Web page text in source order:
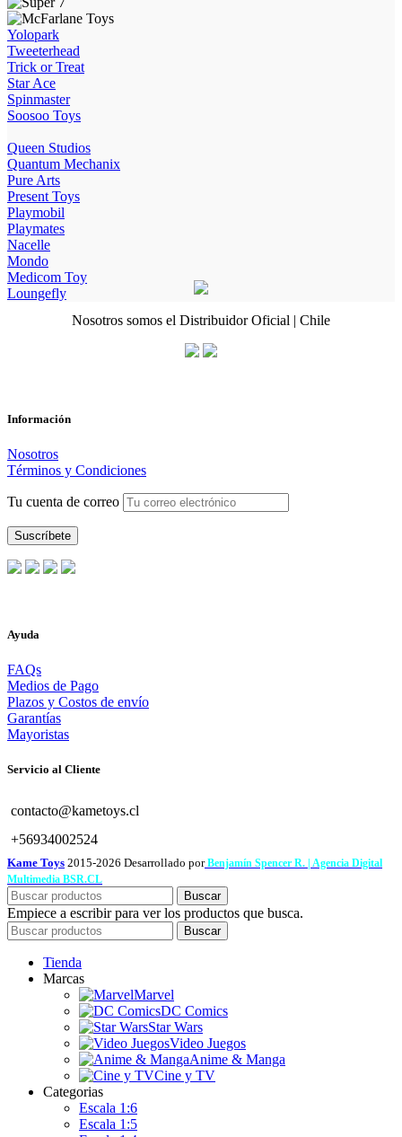
Yolopark
Tweeterhead
Trick or Treat
Star Ace
Spinmaster
Soosoo Toys
Queen Studios
Quantum Mechanix
Pure Arts
Present Toys
Playmobil
Playmates
Nacelle
Mondo
Medicom Toy
Loungefly
Nosotros somos el Distribuidor Oficial | Chile
Información
Nosotros
Términos y Condiciones
Tu cuenta de correo
Ayuda
FAQs
Medios de Pago
Plazos y Costos de envío
Garantías
Mayoristas
Servicio al Cliente
contacto@kametoys.cl
+56934002524
Kame Toys 2015-2026 Desarrollado porBenjamín Spencer R. | Agencia Digital
Multimedia BSR.CL
Buscar
Empiece a escribir para ver los productos que busca.
Buscar
Tienda
Marcas
Marvel
DC Comics
Star Wars
Video Juegos
Anime & Manga
Cine y TV
Categorias
Escala 1:6
Escala 1:5